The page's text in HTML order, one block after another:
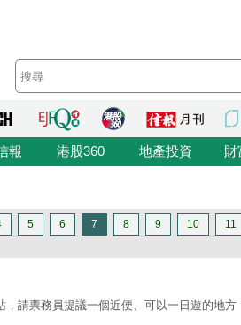
報 港股360 地產投資 財
5 6 7 8 9 10 11
請票務員提議一個近便、可以一日遊的地方